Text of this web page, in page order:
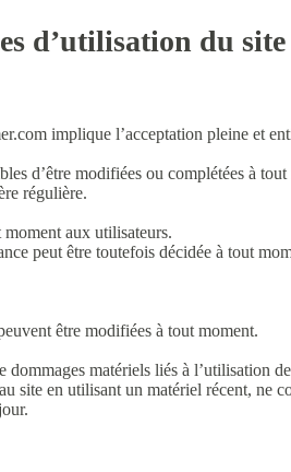
d’utilisation du site
implique l’acceptation pleine et
d’être modifiées ou complétées à
régulière.
moment aux utilisateurs.
peut être toutefois décidée à tout
être modifiées à tout moment.
dommages matériels liés à l’utilisation
site en utilisant un matériel récent, ne